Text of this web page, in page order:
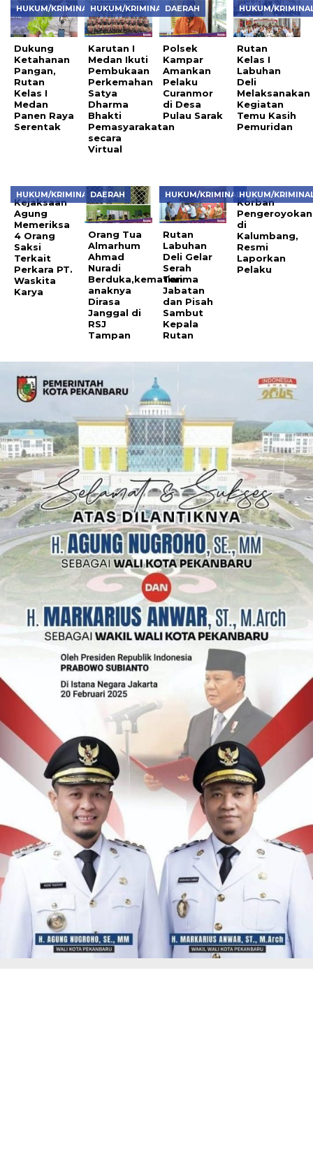
HUKUM/KRIMINAL
Dukung
Ketahanan
Pangan,
Rutan
Kelas I
Medan
Panen Raya
Serentak
HUKUM/KRIMINAL
Karutan I
Medan Ikuti
Pembukaan
Perkemahan
Satya
Dharma
Bhakti
Pemasyarakatan
secara
Virtual
DAERAH
Polsek
Kampar
Amankan
Pelaku
Curanmor
di Desa
Pulau Sarak
HUKUM/
Rutan
Kelas I
Labuhan
Deli
Melaksanakan
Kegiatan
Temu Kasih
Pemuridan
HUKUM/KRIMINAL
Kejaksaan
Agung
Memeriksa
4 Orang
Saksi
Terkait
Perkara PT.
Waskita
Karya
DAERAH
Orang Tua
Almarhum
Ahmad
Nuradi
Berduka,kematian
anaknya
Dirasa
Janggal di
RSJ
Tampan
HUKUM/KRIMINAL
Rutan
Labuhan
Deli Gelar
Serah
Terima
Jabatan
dan Pisah
Sambut
Kepala
Rutan
HUKUM/
Korban
Pengeroyokan
di
Kalumbang,
Resmi
Laporkan
Pelaku